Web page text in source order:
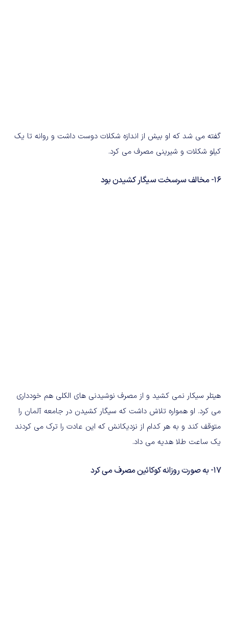
گفته می شد که او بیش از اندازه شکلات دوست داشت و روانه تا یک
کیلو شکلات و شیرینی مصرف می کرد.
16- مخالف سرسخت سیگار کشیدن بود
هیتلر سیکار نمی کشید و از مصرف نوشیدنی های الکلی هم خودداری
می کرد. او همواره تلاش داشت که سیگار کشیدن در جامعه آلمان را
متوقف کند و به هر کدام از نزدیکانش که این عادت را ترک می کردند
یک ساعت طلا هدیه می داد.
17- به صورت روزانه کوکائین مصرف می کرد